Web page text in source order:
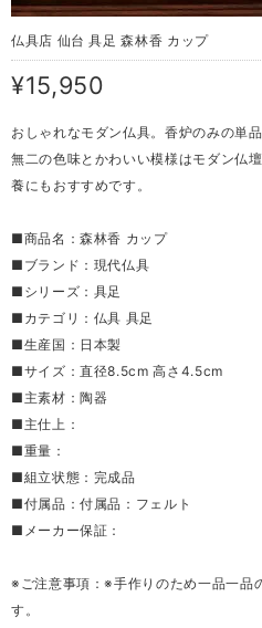
仏具店 仙台 具足 森林香 カップ
¥15,950
おしゃれなモダン仏具。香炉のみの単
無二の色味とかわいい模様はモダン仏
養にもおすすめです。
■商品名：森林香 カップ
■ブランド：現代仏具
■シリーズ：具足
■カテゴリ：仏具 具足
■生産国：日本製
■サイズ：直径8.5cm 高さ4.5cm
■主素材：陶器
■主仕上：
■重量：
■組立状態：完成品
■付属品：付属品：フェルト
■メーカー保証：
※ご注意事項：※手作りのため一品一品
す。